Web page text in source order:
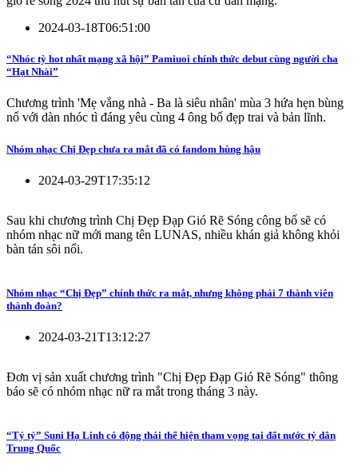
2024-03-18T06:51:00
“Nhóc tỳ hot nhất mạng xã hội” Pamiuoi chính thức debut cùng người cha
“Hạt Nhài”
Chương trình 'Mẹ vắng nhà - Ba là siêu nhân' mùa 3 hứa hẹn bùng
nổ với dàn nhóc tì đáng yêu cùng 4 ông bố đẹp trai và bản lĩnh.
Nhóm nhạc Chị Đẹp chưa ra mắt đã có fandom hùng hậu
2024-03-29T17:35:12
Sau khi chương trình Chị Đẹp Đạp Gió Rẽ Sóng công bố sẽ có
nhóm nhạc nữ mới mang tên LUNAS, nhiều khán giả không khỏi
bàn tán sôi nổi.
Nhóm nhạc “Chị Đẹp” chính thức ra mắt, nhưng không phải 7 thành viên
thành đoàn?
2024-03-21T13:12:27
Đơn vị sản xuất chương trình "Chị Đẹp Đạp Gió Rẽ Sóng" thông
báo sẽ có nhóm nhạc nữ ra mắt trong tháng 3 này.
“Tỷ tỷ” Suni Hạ Linh có động thái thể hiện tham vọng tại đất nước tỷ dân
Trung Quốc